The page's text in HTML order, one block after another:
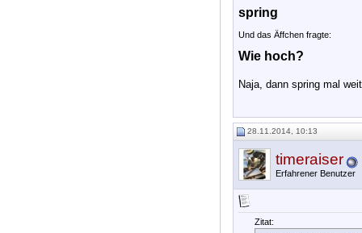
spring
Und das Äffchen fragte:
Wie hoch?
Naja, dann spring mal
28.11.2014, 10:13
timeraiser
Erfahrener Benutzer
Zitat: